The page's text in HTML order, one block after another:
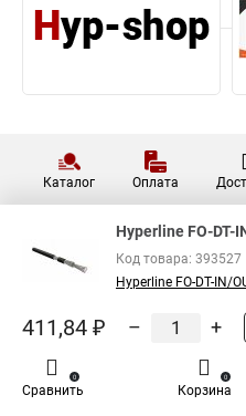
Каталог Оплата
Hyperline FO-DT-
Код товара: 393527
Hyperline FO-DT-IN/
411,84 ₽ – +
Сравнить
0
Корзина
0